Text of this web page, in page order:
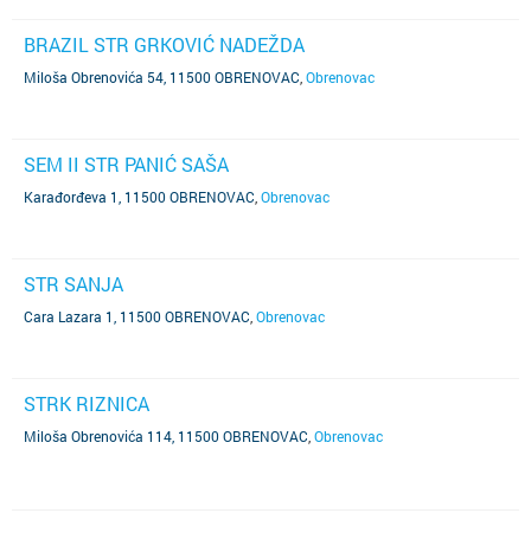
BRAZIL STR GRKOVIĆ NADEŽDA
Miloša Obrenovića 54, 11500 OBRENOVAC Obrenovac
SEM II STR PANIĆ SAŠA
Karađorđeva 1, 11500 OBRENOVAC Obrenovac
STR SANJA
Cara Lazara 1, 11500 OBRENOVAC Obrenovac
STRK RIZNICA
Miloša Obrenovića 114, 11500 OBRENOVAC Obrenovac